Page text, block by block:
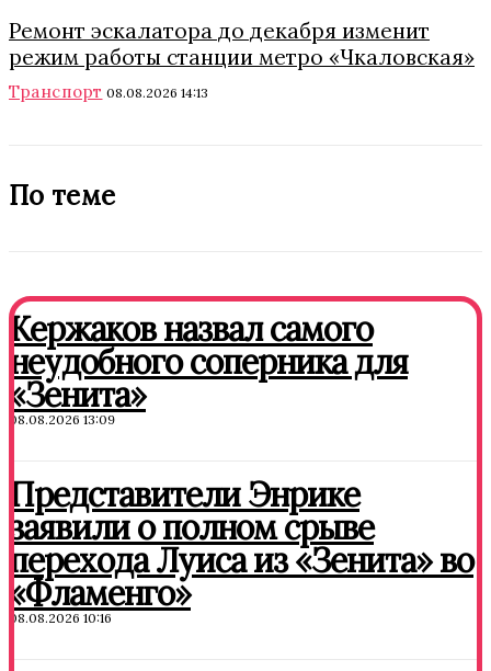
Ремонт эскалатора до декабря изменит
режим работы станции метро «Чкаловская»
Транспорт 08.08.2026 14:13
По теме
Кержаков назвал самого
неудобного соперника для
«Зенита»
08.08.2026 13:09
Представители Энрике
заявили о полном срыве
перехода Луиса из «Зенита» во
«Фламенго»
08.08.2026 10:16